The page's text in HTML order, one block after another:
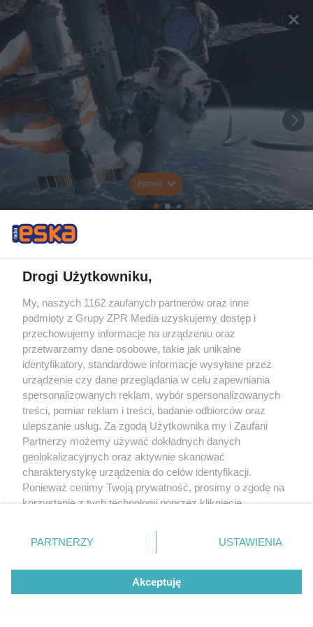
Rozwiń
Drogi Użytkowniku,
My, naszych 1162 zaufanych partnerów oraz inne
podmioty z Grupy ZPR Media uzyskujemy dostęp i
przechowujemy informacje na urządzeniu oraz
przetwarzamy dane osobowe, takie jak unikalne
identyfikatory, standardowe informacje wysyłane przez
urządzenie czy dane przeglądania w celu zapewniania
spersonalizowanych reklam, wybór spersonalizowanych
treści, pomiar reklam i treści, badanie odbiorców oraz
ulepszanie usług. Za zgodą Użytkownika my i Zaufani
Partnerzy możemy używać dokładnych danych
geolokalizacyjnych oraz aktywnie skanować
charakterystykę urządzenia do celów identyfikacji.
Ponieważ cenimy Twoją prywatność, prosimy o zgodę na
korzystanie z tych technologii poprzez kliknięcie
zmienić/wycofać klikając przycisk ustawień prywatności
znajdujący się w lewym dolnym rogu strony
rodzaje przetwarzania danych nie wymagają zgody
użytkownika, ale masz prawo sprzeciwić się takiemu
przetwarzaniu. Preferencje będą miały zastosowanie tylko
PARTNERZY USTAWIENIA
Akceptuję